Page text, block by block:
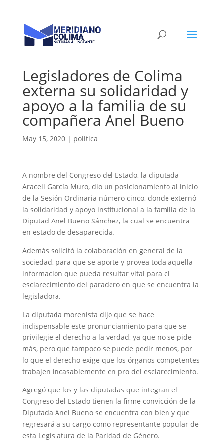
Legisladores de Colima
externa su solidaridad y
apoyo a la familia de su
compañera Anel Bueno
May 15, 2020| politica
A nombre del Congreso del Estado, la diputada
Araceli García Muro, dio un posicionamiento al inicio
de la Sesión Ordinaria número cinco, donde externó
la solidaridad y apoyo institucional a la familia de la
Diputad Anel Bueno Sánchez, la cual se encuentra
en estado de desaparecida.
Además solicitó la colaboración en general de la
sociedad, para que se aporte y provea toda aquella
información que pueda resultar vital para el
esclarecimiento del paradero en que se encuentra la
legisladora.
La diputada morenista dijo que se hace
indispensable este pronunciamiento para que se
privilegie el derecho a la verdad, ya que no se pide
más, pero que tampoco se puede pedir menos, por
lo que el derecho exige que los órganos competentes
trabajen incasablemente en pro del esclarecimiento.
Agregó que los y las diputadas que integran el
Congreso del Estado tienen la firme convicción de la
Diputada Anel Bueno se encuentra con bien y que
regresará a su cargo como representante popular de
esta Legislatura de la Paridad de Género.